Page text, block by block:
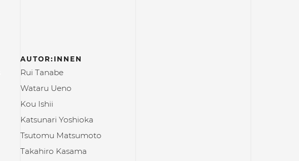
AUTOR:INNEN
Rui Tanabe
Wataru Ueno
Kou Ishii
Katsunari Yoshioka
Tsutomu Matsumoto
Takahiro Kasama